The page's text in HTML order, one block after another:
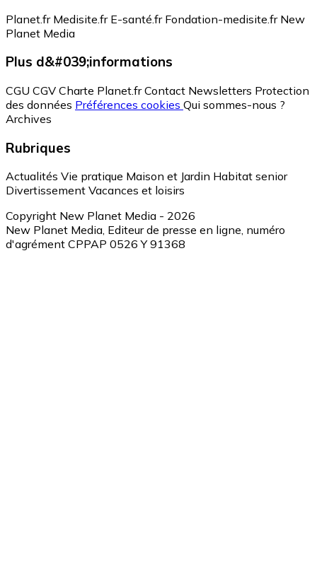
Planet.fr Medisite.fr E-santé.fr Fondation-medisite.fr New
Planet Media
Plus d&#039;informations
CGU CGV Charte Planet.fr Contact Newsletters Protection
des données Préférences cookies Qui sommes-nous ?
Archives
Rubriques
Actualités Vie pratique Maison et Jardin Habitat senior
Divertissement Vacances et loisirs
Copyright New Planet Media - 2026
New Planet Media, Editeur de presse en ligne, numéro
d'agrément CPPAP 0526 Y 91368